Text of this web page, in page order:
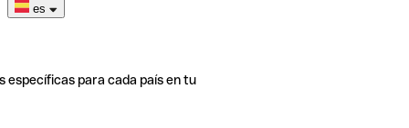
es
específicas para cada país en tu